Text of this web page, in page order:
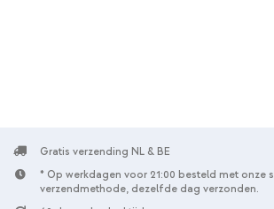
A16 / iPad 10 (2022) 10.9 inch - Happy Dots
pen voor Apple iPad - Zwart
Gratis verzending NL & BE
* Op werkdagen voor 21:00 besteld met onze
verzendmethode, dezelfde dag verzonden.